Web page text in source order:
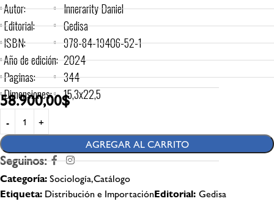
Autor:
Editorial:
ISBN:
Año de edición:
Paginas:
Dimensiones:
Innerarity Daniel
Gedisa
978-84-19406-52-1
2024
344
15,3x22,5
58.900,00$
AGREGAR AL CARRITO
Seguinos:
Categoría:Sociología,Catálogo
Etiqueta: Distribución e ImportaciónEditorial: Gedisa